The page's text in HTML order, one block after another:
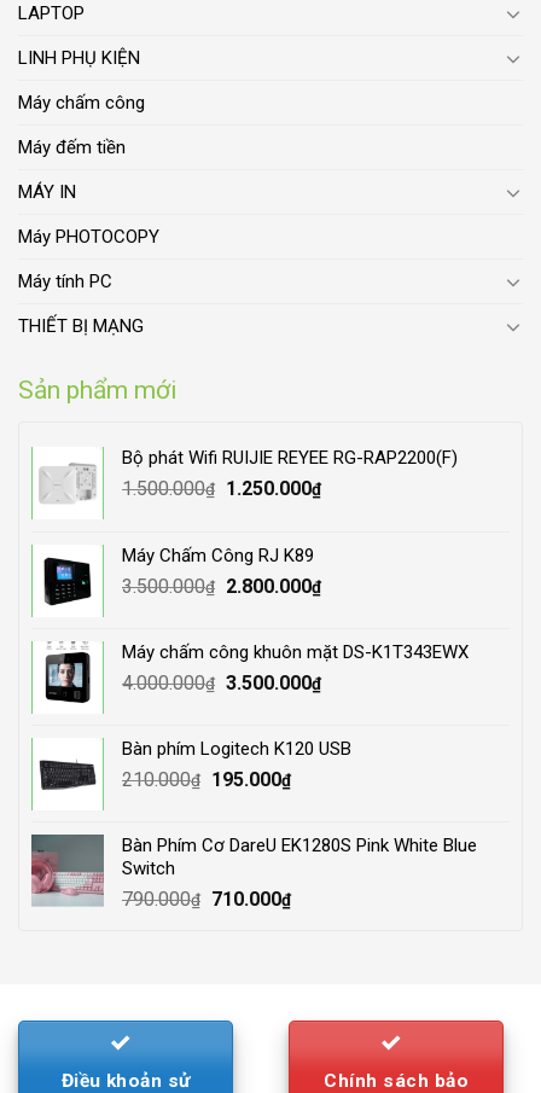
LAPTOP
LINH PHỤ KIỆN
Máy chấm công
Máy đếm tiền
MÁY IN
Máy PHOTOCOPY
Máy tính PC
THIẾT BỊ MẠNG
Sản phẩm mới
Bộ phát Wifi RUIJIE REYEE RG-RAP2200(F)
1.500.000₫
Original
1.500.000₫.
1.250.000₫Current
Máy Chấm Công RJ K89
3.500.000₫
Original
3.500.000₫.
2.800.000₫Current
2.800.000₫.
Máy chấm công khuôn mặt DS-K1T343EWX
4.000.000₫ Original
4.000.000₫.
3.500.000₫Current
3.500.000₫.
Bàn phím Logitech K120 USB
210.000₫
Original
210.000₫.
195.000₫Current
195.000₫.
Bàn Phím Cơ DareU EK1280S Pink White Blue
Switch
790.000₫
Original
710.000₫Current
Điều khoản sử
Chính sách bảo